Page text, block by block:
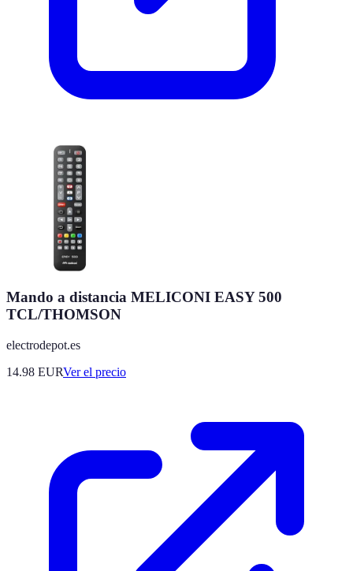
Mando a distancia MELICONI EASY 500
TCL/THOMSON
electrodepot.es
14.98 EURVer el precio